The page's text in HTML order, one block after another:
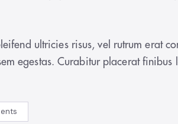
ultricies risus, vel rutrum erat
egestas. Curabitur placerat finibus